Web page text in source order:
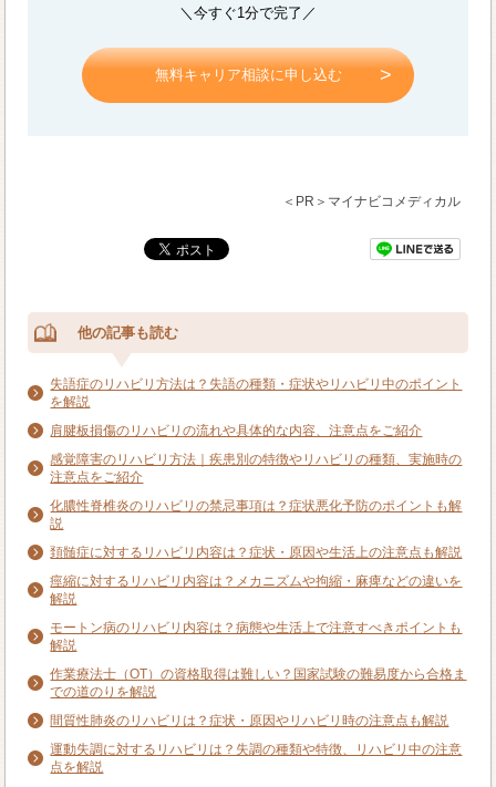
＼今すぐ1分で完了／
無料キャリア相談に申し込む
＜PR＞マイナビコメディカル
他の記事も読む
失語症のリハビリ方法は？失語の種類・症状やリハビリ中のポイント
を解説
肩腱板損傷のリハビリの流れや具体的な内容、注意点をご紹介
感覚障害のリハビリ方法｜疾患別の特徴やリハビリの種類、実施時の
注意点をご紹介
化膿性脊椎炎のリハビリの禁忌事項は？症状悪化予防のポイントも解
説
頚髄症に対するリハビリ内容は？症状・原因や生活上の注意点も解説
痙縮に対するリハビリ内容は？メカニズムや拘縮・麻痺などの違いを
解説
モートン病のリハビリ内容は？病態や生活上で注意すべきポイントも
解説
作業療法士（OT）の資格取得は難しい？国家試験の難易度から合格ま
での道のりを解説
間質性肺炎のリハビリは？症状・原因やリハビリ時の注意点も解説
運動失調に対するリハビリは？失調の種類や特徴、リハビリ中の注意
点を解説